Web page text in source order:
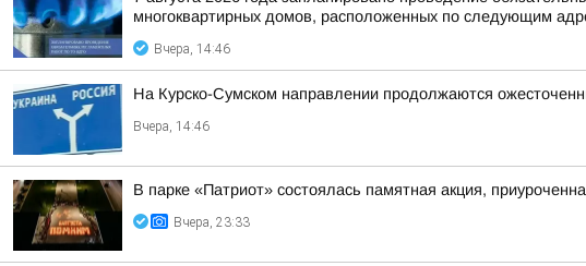
многоквартирных домов, расположенных по следующим
Вчера, 14:46
На Курско-Сумском направлении продолжаются
Вчера, 14:46
В парке «Патриот» состоялась памятная акция,
Вчера, 23:33